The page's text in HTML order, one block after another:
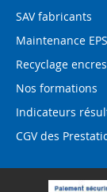
SAV fabricants
Maintenance
Recyclage encres
Nos formations
Indicateurs
CGV des